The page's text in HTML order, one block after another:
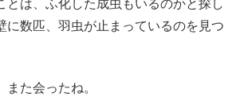
とは、ふ化した成虫もいるのかと探し
に数匹、羽虫が止まっているのを見つ
た会ったね。